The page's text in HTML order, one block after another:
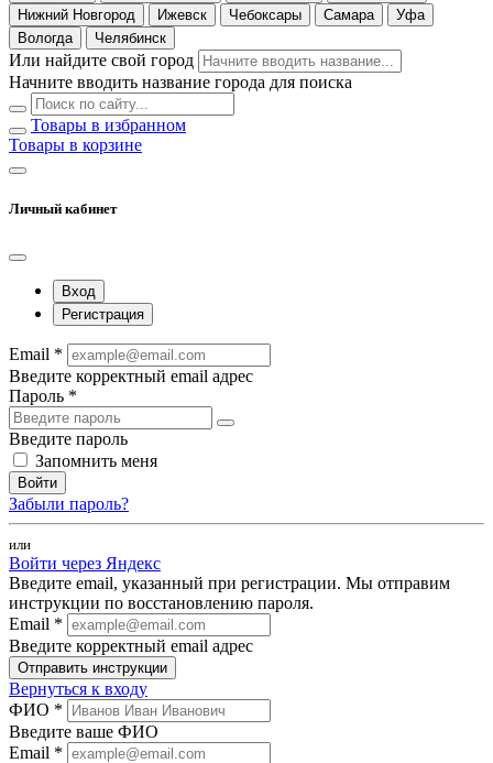
Нижний Новгород
Ижевск Чебоксары Самара
Уфа
Вологда
Челябинск
Или найдите свой город
Начните вводить название города для поиска
Товары в избранном
Товары в корзине
Личный кабинет
Вход
Регистрация
Email *
Введите корректный email адрес
Пароль *
Введите пароль
Запомнить меня
Войти
Забыли пароль?
или
Войти через Яндекс
Введите email, указанный при регистрации. Мы отправим
инструкции по восстановлению пароля.
Email *
Введите корректный email адрес
Отправить инструкции
Вернуться к входу
ФИО *
Введите ваше ФИО
Email *